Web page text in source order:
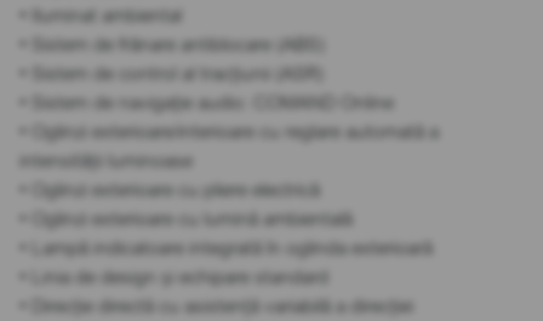
• Iluminat ambiental
• Sistem de frânare antiblocare (ABS)
• Sistem de control al tracțiunii (ASR)
• Sistem de navigație audio: COMAND Online
• Oglinzi exterioare/interioare cu reglare automată a
intensității luminoase
• Oglinzi exterioare cu pliere electrică
• Oglinzi exterioare cu lumină ambientală
• Lampă indicatoare integrată în oglinda exterioară
• Linia de design și echipare standard
• Direcție directă cu asistență variabilă a direcției